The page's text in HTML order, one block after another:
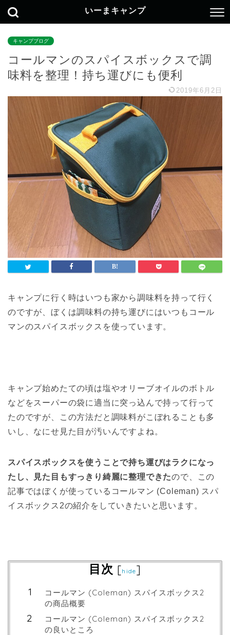
いーまキャンプ
キャンプブログ
コールマンのスパイスボックスで調
味料を整理！持ち運びにも便利
2019年6月2日
キャンプに行く時はいつも家から調味料を持って行く
のですが、ぼくは調味料の持ち運びにはいつもコール
マンのスパイスボックスを使っています。
キャンプ始めたての頃は塩やオリーブオイルのボトル
などをスーパーの袋に適当に突っ込んで持って行って
たのですが、この方法だと調味料がこぼれることも多
いし、なにせ見た目が汚いんですよね。
スパイスボックスを使うことで持ち運びはラクになっ
たし、見た目もすっきり綺麗に整理できたので、この
記事ではぼくが使っているコールマン (Coleman) スパ
イスボックス2の紹介をしていきたいと思います。
目次 [hide]
コールマン (Coleman) スパイスボックス2
の商品概要
コールマン (Coleman) スパイスボックス2
の良いところ